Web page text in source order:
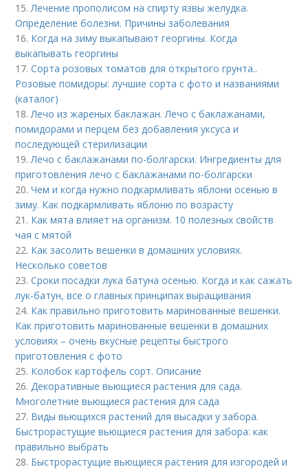
15.Лечение прополисом на спирту язвы желудка.
Определение болезни. Причины заболевания
16. Когда на зиму выкапывают георгины. Когда
выкапывать георгины
17.Сорта розовых томатов для открытого грунта..
Розовые помидоры: лучшие сорта с фото и названиями
(каталог)
18.Лечо из жареных баклажан. Лечо с баклажанами,
помидорами и перцем без добавления уксуса и
последующей стерилизации
19.Лечо с баклажанами по-болгарски. Ингредиенты для
приготовления лечо с баклажанами по-болгарски
20.Чем и когда нужно подкармливать яблони осенью в
зиму. Как подкармливать яблоню по возрасту
21. Как мята влияет на организм. 10 полезных свойств
чая с мятой
22. Как засолить вешенки в домашних условиях.
Несколько советов
23.Сроки посадки лука батуна осенью. Когда и как сажать
лук-батун, все о главных принципах выращивания
24. Как правильно приготовить маринованные вешенки.
Как приготовить маринованные вешенки в домашних
условиях – очень вкусные рецепты быстрого
приготовления с фото
25. Колобок картофель сорт. Описание
26.Декоративные вьющиеся растения для сада.
Многолетние вьющиеся растения для сада
27. Виды вьющихся растений для высадки у забора.
Быстрорастущие вьющиеся растения для забора: как
правильно выбрать
28. Быстрорастущие вьющиеся растения для изгородей и